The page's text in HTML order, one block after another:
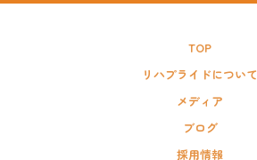
TOP
リハプライドについて
メディア
ブログ
採用情報